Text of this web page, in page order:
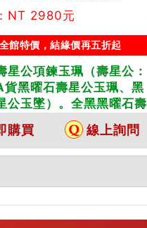
NT 2980元
全館特價，結緣價再五折起
星公項鍊玉珮（壽星公：
貨黑曜石壽星公玉珮、黑
公玉墜）。全黑黑曜石壽
。客製化訂做各種黑
公吊墜玉珮項鍊。★附東
石保證卡
購買 線上詢問